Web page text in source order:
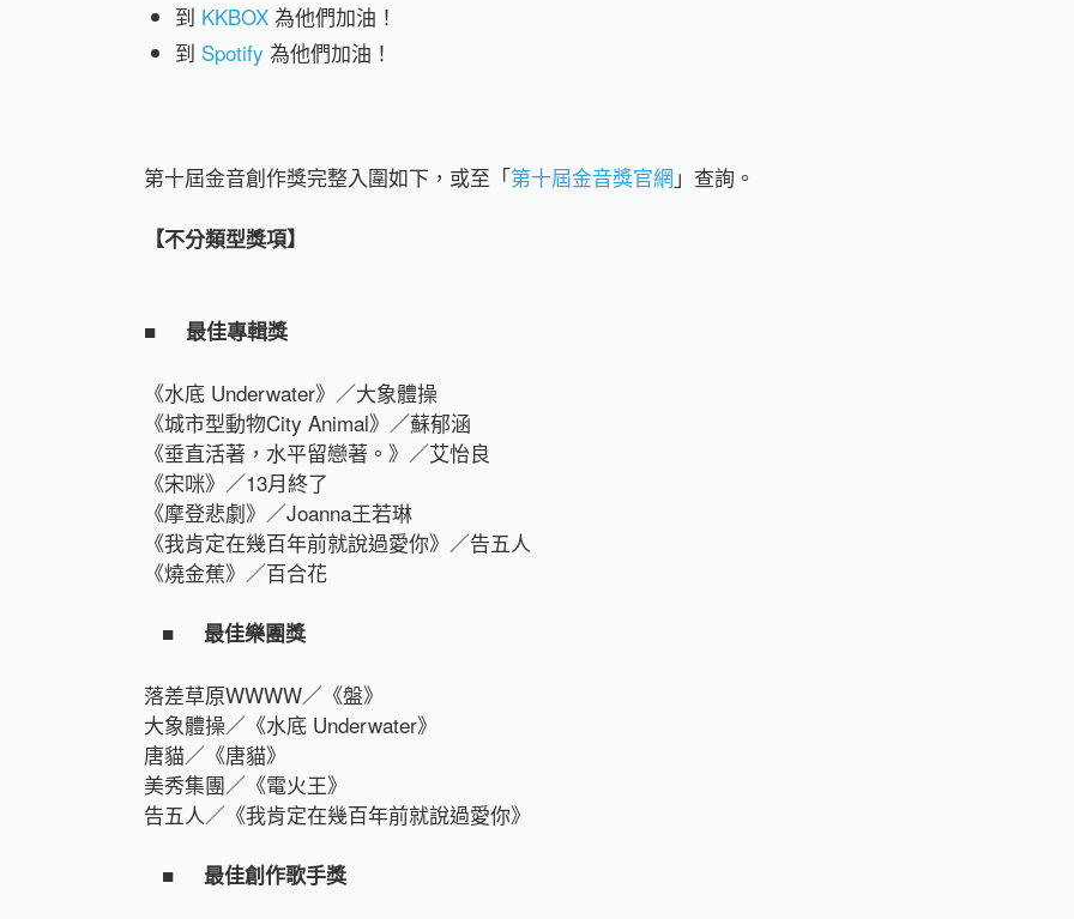
到 KKBOX為他們加油！
到 Spotify 為他們加油！
第十屆金音創作獎完整入圍如下，或至「第十屆金音獎官網 」查詢。
【不分類型獎項】
■ 最佳專輯獎
《水底 Underwater》／大象體操
《城市型動物City Animal》／蘇郁涵
《垂直活著，水平留戀著。》／艾怡良
《宋咪》／13月終了
《摩登悲劇》／Joanna王若琳
《我肯定在幾百年前就說過愛你》／告五人
《燒金蕉》／百合花
■ 最佳樂團獎
落差草原WWWW／《盤》
大象體操／《水底 Underwater》
唐貓／《唐貓》
美秀集團／《電火王》
告五人／《我肯定在幾百年前就說過愛你》
■ 最佳創作歌手獎